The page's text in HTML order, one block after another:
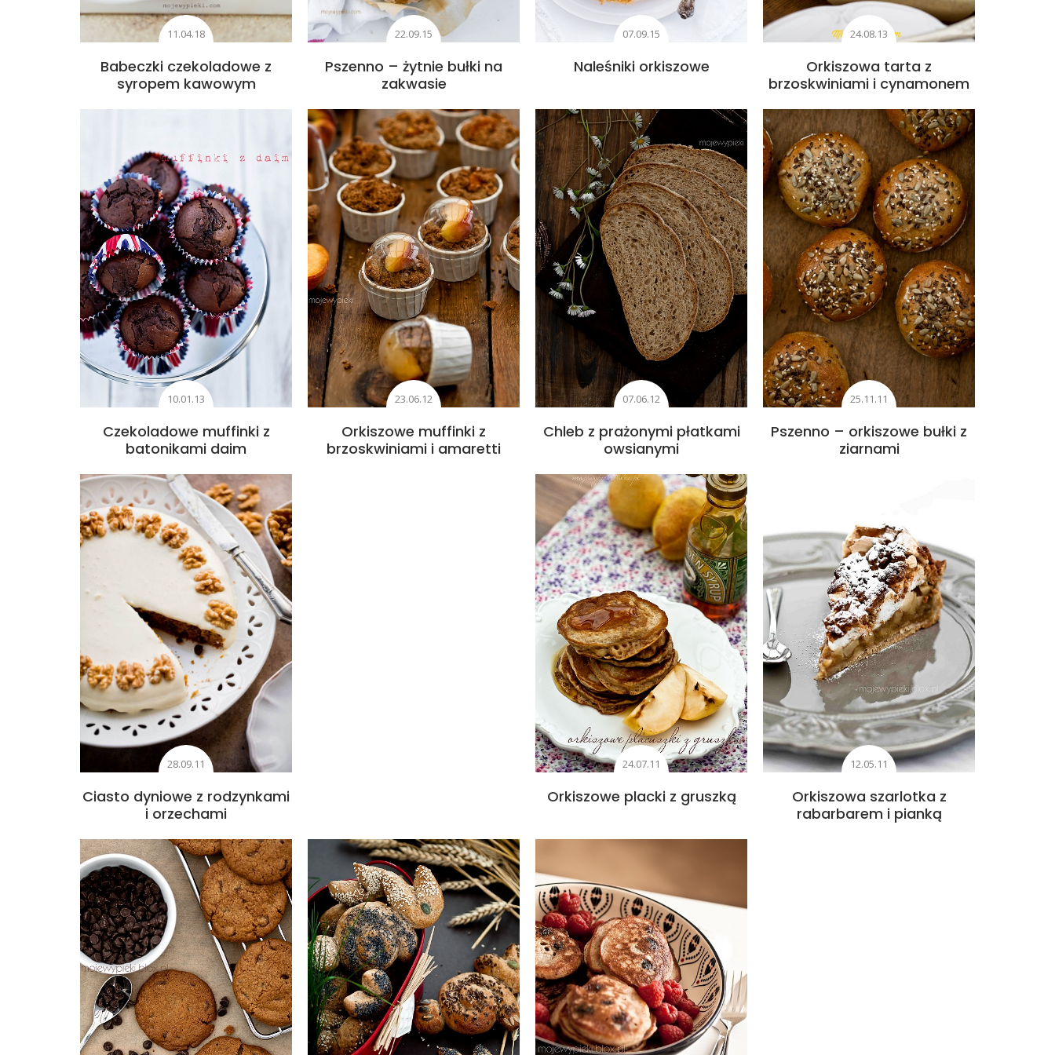
11.04.18
Babeczki czekoladowe z
syropem kawowym
22.09.15
Pszenno – żytnie bułki na
zakwasie
07.09.15
Naleśniki orkiszowe
24.08.13
Orkiszowa tarta z
brzoskwiniami i cynamonem
10.01.13
Czekoladowe muffinki z
batonikami daim
23.06.12
Orkiszowe muffinki z
brzoskwiniami i amaretti
07.06.12
Chleb z prażonymi płatkami
owsianymi
25.11.11
Pszenno – orkiszowe bułki z
ziarnami
28.09.11
Ciasto dyniowe z rodzynkami
i orzechami
24.07.11
Orkiszowe placki z gruszką
12.05.11
Orkiszowa szarlotka z
rabarbarem i pianką